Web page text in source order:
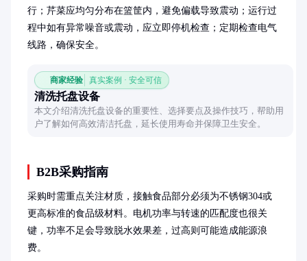
行；芹菜应均匀分布在篮筐内，避免偏载导致震动；运行过
程中如有异常噪音或震动，应立即停机检查；定期检查电气
线路，确保安全。
商家经验 真实案例 · 安全可信
清洗托盘设备
本文介绍清洗托盘设备的重要性、选择要点及操作技巧，帮助用
户了解如何高效清洁托盘，延长使用寿命并保障卫生安全。
B2B采购指南
采购时需重点关注材质，接触食品部分必须为不锈钢304或
更高标准的食品级材料。电机功率与转速的匹配度也很关
键，功率不足会导致脱水效果差，过高则可能造成能源浪
费。